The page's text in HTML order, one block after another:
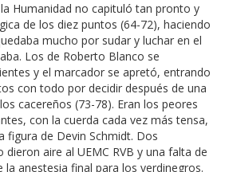
Humanidad no capituló tan pronto y
de los diez puntos (64-72), haciendo
mucho por sudar y luchar en el
Los de Roberto Blanco se
y el marcador se apretó, entrando
con todo por decidir después de una
cacereños (73-78). Eran los peores
con la cuerda cada vez más tensa,
figura de Devin Schmidt. Dos
aire al UEMC RVB y una falta de
anestesia final para los verdinegros.